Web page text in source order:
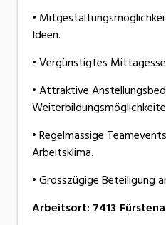
•
Ideen.
• Vergünstigtes
• Attraktive
• Regelmässige
Arbeitsklima.
• Grosszügige Beteiligung
Arbeitsort: 7413